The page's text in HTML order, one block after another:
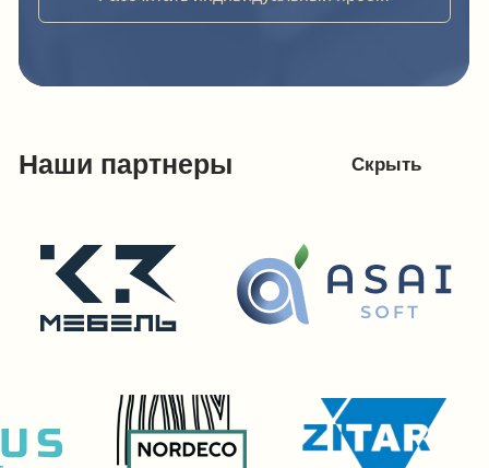
г. Хасавюрт, ул. Салихова 29 (возможен самовывоз)
г. Махачкала, ул. А.Исмаилова 17
Махачкала
Улица Абдулхакима Исмаилова, 17 — Яндекс Карты